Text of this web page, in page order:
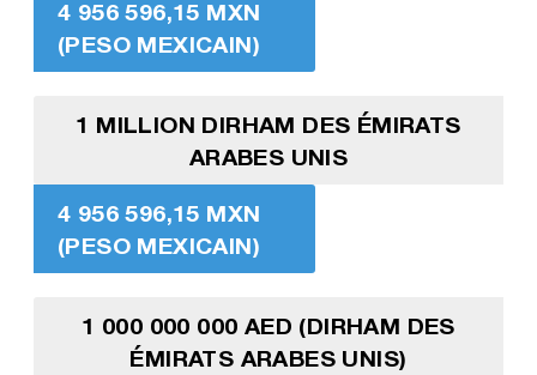
4 956 596,15 MXN
(PESO MEXICAIN)
1 MILLION DIRHAM DES ÉMIRATS
ARABES UNIS
4 956 596,15 MXN
(PESO MEXICAIN)
1 000 000 000 AED (DIRHAM DES
ÉMIRATS ARABES UNIS)